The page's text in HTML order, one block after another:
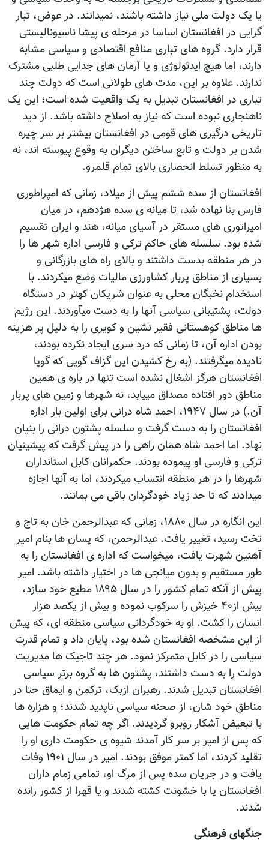
یا یک دولت ملی نیاز داشته باشند، نمیدانند. در عوض، تبار
گرایی در افغانستان اساسا در مرحله ی پیشا ناسیونالیستی
قرار دارد. گروه های تباری منافع اقتصادی و سیاسی مشابه
دارند، اما هیچ ایدئولوژی و یا آرمان های جدایی طلبی مشترک
ندارند. علاوه بر این، مدت های طولانی است که دولت چند
تباری در افغانستان تبدیل به یک واقعیت شده است؛ این یک
ناهنجاری نبوده است که نیاز به اصلاح داشته باشد. از دید
تاریخی درگیری های قومی در افغانستان بیشتر بر سر چیره
شدن بر دولت و تابع ساختن دیگران به وقوع پیوسته اند، نه
به منظور تسلط انحصاری بالای تمام قلمرو.
افغانستان از سده ششم پیش از میلاد، زمانی که امپراطوری
فارس بنا نهاده شد، تا میانه ی سده هژدهم، در میان
امپراتوری های مستقر در آسیای میانه، هند و ایران تقسیم
شده بود. سلسله های حاکم ترکی و فارسی اداره شهر ها را
در هر منطقه بدست داشتند و بالای راه های بازرگانی و
بسیاری از مناطق پربار کشاورزی مالیات وضع میکردند. با
استخدام نخبگان محلی به عنوان شریکان کهتر در دستگاه
دولت، پشتیبانی سیاسی آنها را به دست میآوردند. این رژیم
ها مناطق کوهستانی فقیر نشین و کویری را به دلیل پر هزینه
بودن اداره آن، تا زمانی که درد سری ایجاد نکرده بودند،
نادیده میگرفتند. (به رخ کشیدن این گزاف گویی که گویا
افغانستان هرگز اشغال نشده است تنها در باره ی همین
مناطق دور افتاده مصداق مییابد، نه شهرها و زمین های پربار
آن.) در سال ۱۹۴۷، احمد شاه درانی برای اولین بار اداره
افغانستان را به دست گرفت و سلسله پشتون درانی را بنیان
نهاد. اما احمد شاه همان راهی را در پیش گرفت که پیشینیان
ترکی و فارسی او پیموده بودند. حکمرانان کابل استانداران
شهرها را در هر منطقه انتساب میکردند، اما به آنها اجازه
میدادند که تا حد زیاد خودگردان باقی می بمانند.
این انگاره در سال ۱۸۸۰، زمانی که عبدالرحمن خان به تاج و
تخت رسید، تغییر یافت. عبدالرحمن، که پسان ها بنام امیر
آهنین شهرت یافت، میخواست که اداره ی افغانستان را به
طور مستقیم و بدون میانجی ها در اختیار داشته باشد. امیر
پیش از آنکه تمام کشور را در سال ۱۸۹۵ مطیع خود سازد،
بیش از۴۰ خیزش را سرکوب نموده و بیش از یکصد هزار
انسان را کشت. او به خودگردانی سیاسی منطقه ای، که پیش
از این مشخصه افغانستان شده بود، پایان داد و تمام قدرت
سیاسی را در کابل متمرکز نمود. هر چند تاجیک ها مدیریت
دولت را به دست داشتند، پشتون ها به گروه برتر سیاسی
افغانستان تبدیل شدند. رهبران ازبک، ترکمن و ایماق حتا در
مناطق خود شان، از صحنه سیاسی ناپدید شدند؛ و هزاره ها
با تبعیض آشکار روبرو گردیدند. اگر چه تمام حکومت هایی
که پس از امیر بر سر کار آمدند شیوه ی حکومت داری او را
تقلید کردند، اما کمتر موفق بودند. امیر در سال ۱۹۰۱ وفات
یافت و در جریان سده پس از مرگ او، تمامی زمام داران
افغانستان یا با خشونت کشته شدند و یا قهرا از کشور رانده
شدند.
جنگهای فرهنگی